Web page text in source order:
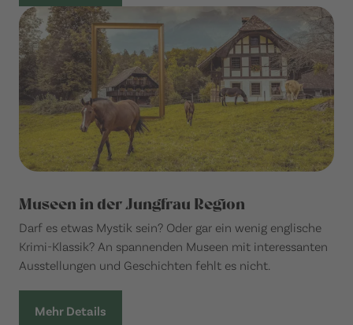
Museen in der Jungfrau Region
Darf es etwas Mystik sein? Oder gar ein wenig englische
Krimi-Klassik? An spannenden Museen mit interessanten
Ausstellungen und Geschichten fehlt es nicht.
Mehr Details